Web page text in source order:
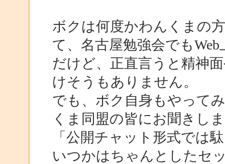
ボクは何度かわんくまの
て、名古屋勉強会でも
だけど、正直言うと精神
けそうもありません。
でも、ボク自身もやって
くま同盟の皆にお聞きし
「公開チャット形式では
いつかはちゃんとしたセ